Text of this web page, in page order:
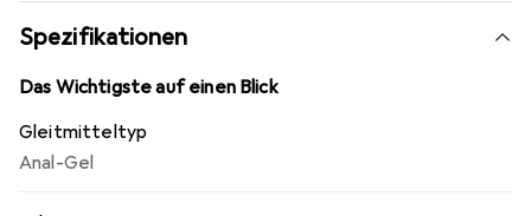
Spezifikationen
Das Wichtigste auf einen Blick
Gleitmitteltyp
Anal-Gel